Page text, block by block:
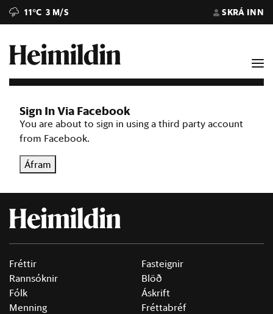
11°C 3 M/S SKRÁ INN
Sign In Via Facebook
You are about to sign in using a third party account
from Facebook.
Áfram
Fréttir
Rannsóknir
Fólk
Menning
Fasteignir
Blöð
Áskrift
Fréttabréf